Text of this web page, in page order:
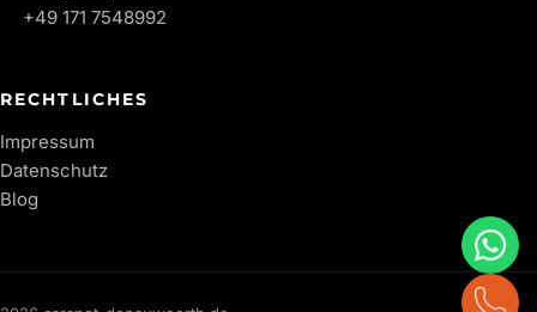
+49 171 7548992
RECHTLICHES
Impressum
Datenschutz
Blog